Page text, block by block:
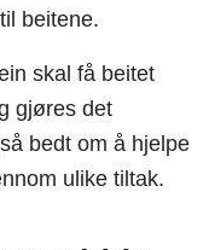
beitene.
skal få beitet
gjøres det
bedt om å hjelpe
ulike tiltak.